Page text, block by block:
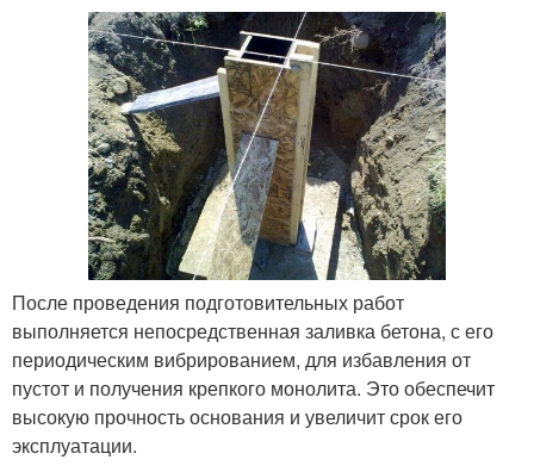
После проведения подготовительных работ
выполняется непосредственная заливка бетона, с его
периодическим вибрированием, для избавления от
пустот и получения крепкого монолита. Это обеспечит
высокую прочность основания и увеличит срок его
эксплуатации.